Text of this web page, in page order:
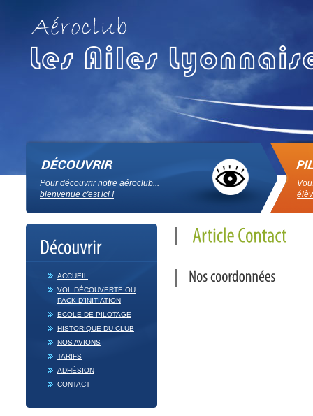
Pour découvrir notre aéroclub...
bienvenue c'est ici !
ACCUEIL
VOL DÉCOUVERTE OU
PACK D'INITIATION
ECOLE DE PILOTAGE
HISTORIQUE DU CLUB
NOS AVIONS
TARIFS
ADHÉSION
CONTACT